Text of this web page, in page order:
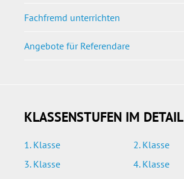
Fachfremd unterrichten
Angebote für Referendare
KLASSENSTUFEN IM DETAIL
1. Klasse
2. Klasse
3. Klasse
4. Klasse